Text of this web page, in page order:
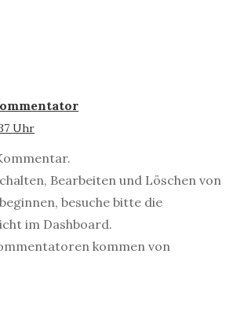
Uhr
Bearbeiten und Löschen von
besuche bitte die
im Dashboard.
kommen von